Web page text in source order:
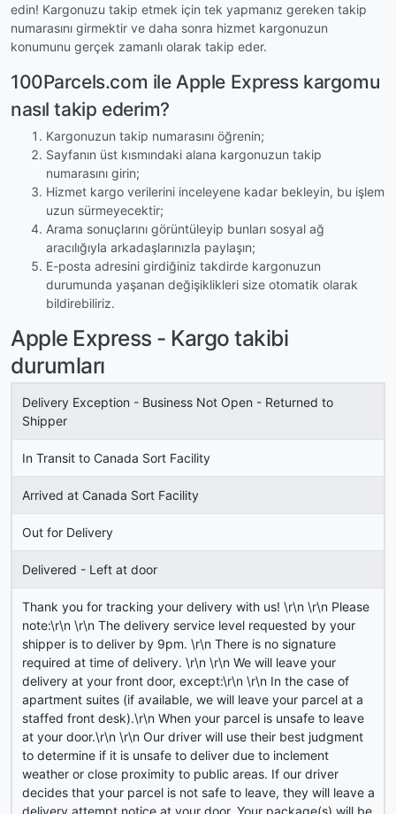
edin! Kargonuzu takip etmek için tek yapmanız gereken takip
numarasını girmektir ve daha sonra hizmet kargonuzun
konumunu gerçek zamanlı olarak takip eder.
100Parcels.com ile Apple Express kargomu
nasıl takip ederim?
Kargonuzun takip numarasını öğrenin;
Sayfanın üst kısmındaki alana kargonuzun takip
numarasını girin;
Hizmet kargo verilerini inceleyene kadar bekleyin, bu işlem
uzun sürmeyecektir;
Arama sonuçlarını görüntüleyip bunları sosyal ağ
aracılığıyla arkadaşlarınızla paylaşın;
E-posta adresini girdiğiniz takdirde kargonuzun
durumunda yaşanan değişiklikleri size otomatik olarak
bildirebiliriz.
Apple Express - Kargo takibi
durumları
Delivery Exception - Business Not Open - Returned to
Shipper
In Transit to Canada Sort Facility
Arrived at Canada Sort Facility
Out for Delivery
Delivered - Left at door
Thank you for tracking your delivery with us! \r\n \r\n Please
note:\r\n \r\n The delivery service level requested by your
shipper is to deliver by 9pm. \r\n There is no signature
required at time of delivery. \r\n \r\n We will leave your
delivery at your front door, except:\r\n \r\n In the case of
apartment suites (if available, we will leave your parcel at a
staffed front desk).\r\n When your parcel is unsafe to leave
at your door.\r\n \r\n Our driver will use their best judgment
to determine if it is unsafe to deliver due to inclement
weather or close proximity to public areas. If our driver
decides that your parcel is not safe to leave, they will leave a